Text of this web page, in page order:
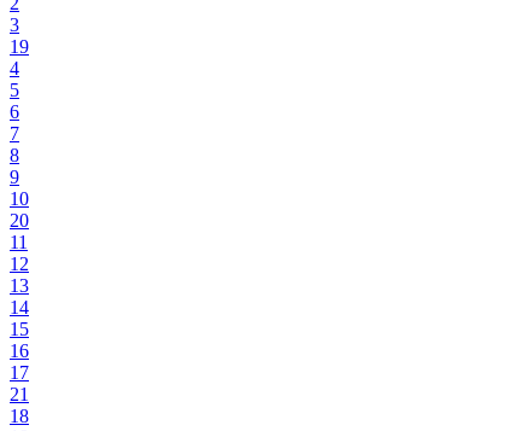
3
19
4
5
6
7
8
9
10
20
11
12
13
14
15
16
17
21
18